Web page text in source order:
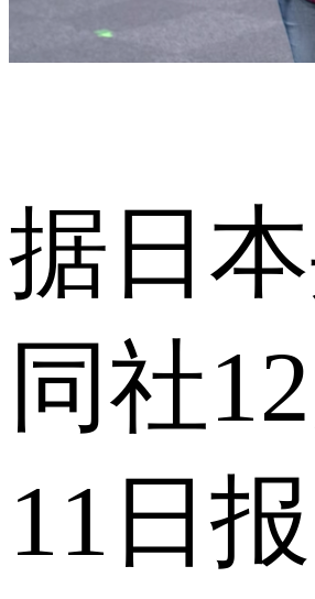
据日
同社
11日报